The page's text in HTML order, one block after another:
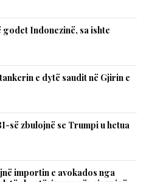
Indonezinë, sa ishte
e dytë saudit në Gjirin e
së zbulojnë se Trumpi u hetua
importin e avokados nga